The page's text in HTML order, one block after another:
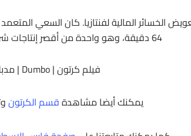
الخسائر المالية لفنتازيا. كان السعي
64 دقيقة، وهو واحدة من أقصر إنتاجات شركة ديزني المميزة.
فيلم كرتون | Dumbo | مدبلج
يمكنك أيضا مشاهدةقسم الكرتون